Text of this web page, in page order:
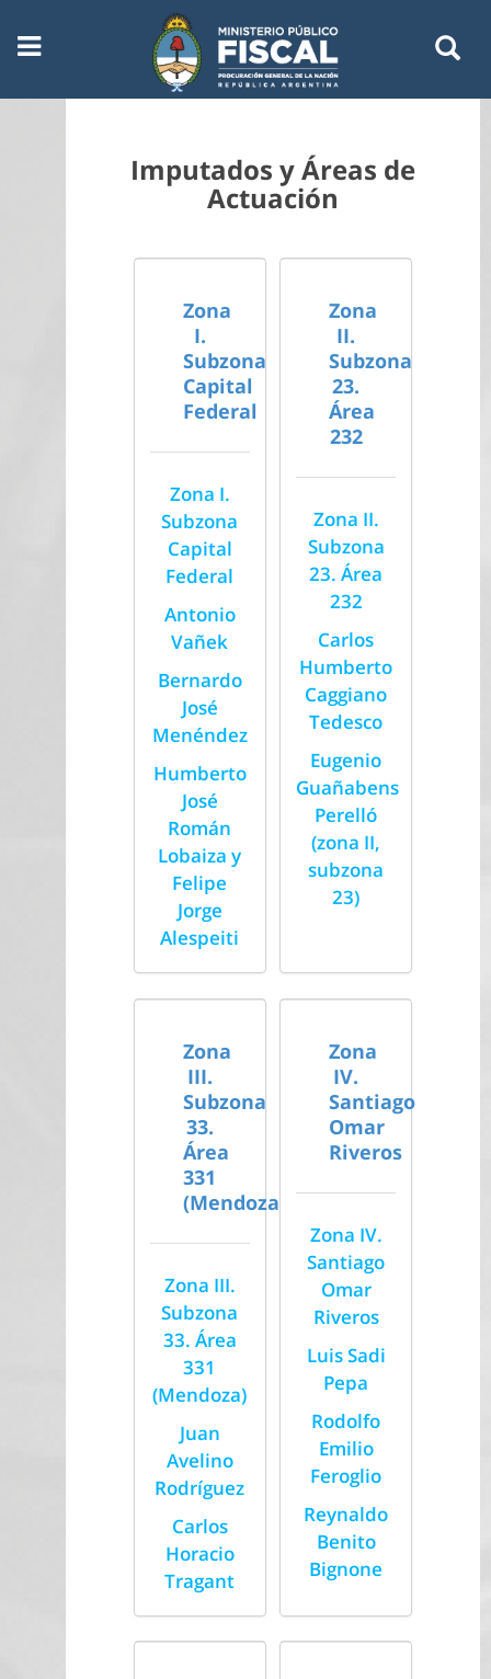
Imputados y Áreas de
Actuación
Zona
I.
Subzona
Capital
Federal
Zona I.
Subzona
Capital
Federal
Antonio
Vañek
Bernardo
José
Menéndez
Humberto
José
Román
Lobaiza y
Felipe
Jorge
Alespeiti
Zona
II.
Subzona
23.
Área
232
Zona II.
Subzona
23. Área
232
Carlos
Humberto
Caggiano
Tedesco
Eugenio
Guañabens
Perelló
(zona II,
subzona
23)
Zona
III.
Subzona
33.
Área
331
(Mendoza)
Zona III.
Subzona
33. Área
331
(Mendoza)
Juan
Avelino
Rodríguez
Carlos
Horacio
Tragant
Zona
IV.
Santiago
Omar
Riveros
Zona IV.
Santiago
Omar
Riveros
Luis Sadi
Pepa
Rodolfo
Emilio
Feroglio
Reynaldo
Benito
Bignone